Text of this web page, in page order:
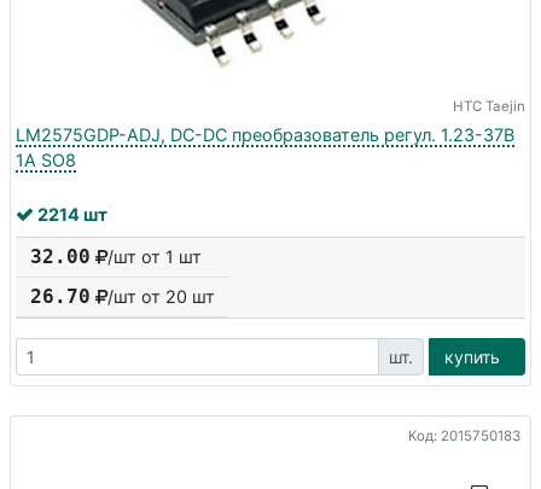
HTC Taejin
LM2575GDP-ADJ, DC-DC преобразователь регул. 1.23-37В
1А SO8
2214 шт
32.00 /шт от 1 шт
26.70 /шт от 20 шт
шт. купить
Код: 2015750183